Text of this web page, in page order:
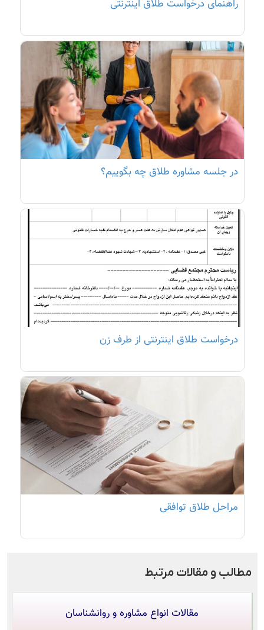
راهنمای درخواست طلاق اینترنتی
در جلسه مشاوره طلاق چه بگوییم؟
درخواست طلاق اینترنتی از طرف زن
مراحل طلاق توافقی
مطالب و مقالات مرتبط
مقالات انواع مشاوره و روانشناسان